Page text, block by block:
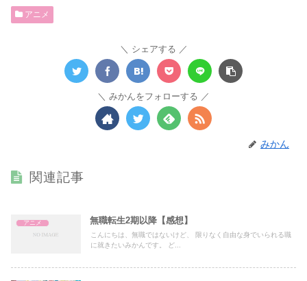
アニメ
シェアする
みかんをフォローする
みかん
関連記事
アニメ 無職転生2期以降【感想】
こんにちは、無職ではないけど、 限りなく自由な身でいられる職
に就きたいみかんです。 ど...